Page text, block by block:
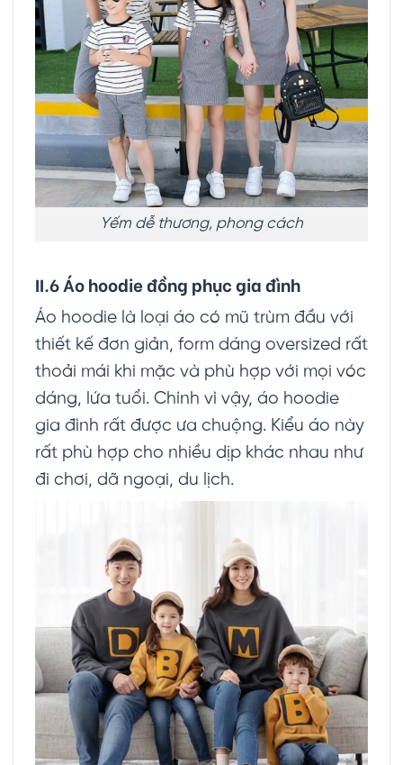
Yếm dễ thương, phong cách
II.6 Áo hoodie đồng phục gia đình
Áo hoodie là loại áo có mũ trùm đầu với
thiết kế đơn giản, form dáng oversized rất
thoải mái khi mặc và phù hợp với mọi vóc
dáng, lứa tuổi. Chính vì vậy, áo hoodie
gia đình rất được ưa chuộng. Kiểu áo này
rất phù hợp cho nhiều dịp khác nhau như
đi chơi, dã ngoại, du lịch.